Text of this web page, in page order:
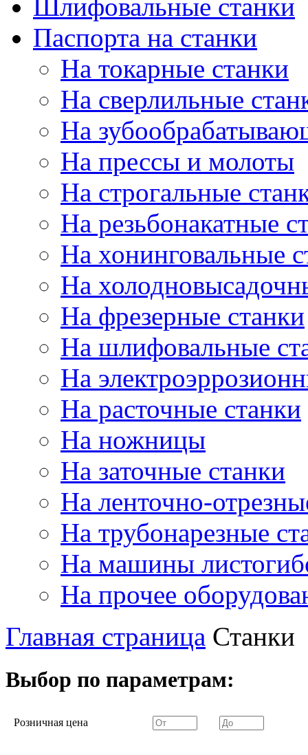
Шлифовальные станки
Паспорта на станки
На токарные станки
На сверлильные
На
На прессы и молоты
На строгальные
На резьбонакатные
На хонинговальные
На
На фрезерные станки
На шлифовальные
На
На расточные станки
На ножницы
На заточные станки
На ленточно-
На трубонарезные
На машины
На прочее
Главная страница Станки
Выбор по параметрам:
Розничная цена